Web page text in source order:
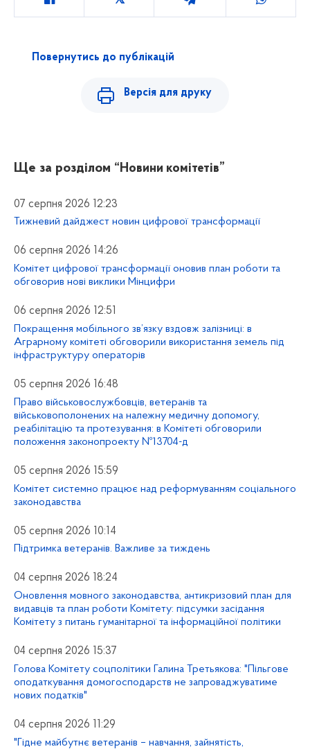
Повернутись до публікацій
Версія для друку
Ще за розділом “Новини комітетів”
07 серпня 2026 12:23
Тижневий дайджест новин цифрової трансформації
06 серпня 2026 14:26
Комітет цифрової трансформації оновив план роботи та
обговорив нові виклики Мінцифри
06 серпня 2026 12:51
Покращення мобільного зв’язку вздовж залізниці: в
Аграрному комітеті обговорили використання земель під
інфраструктуру операторів
05 серпня 2026 16:48
Право військовослужбовців, ветеранів та
військовополонених на належну медичну допомогу,
реабілітацію та протезування: в Комітеті обговорили
положення законопроекту №13704-д
05 серпня 2026 15:59
Комітет системно працює над реформуванням соціального
законодавства
05 серпня 2026 10:14
Підтримка ветеранів. Важливе за тиждень
04 серпня 2026 18:24
Оновлення мовного законодавства, антикризовий план для
видавців та план роботи Комітету: підсумки засідання
Комітету з питань гуманітарної та інформаційної політики
04 серпня 2026 15:37
Голова Комітету соцполітики Галина Третьякова: "Пільгове
оподаткування домогосподарств не запроваджуватиме
нових податків"
04 серпня 2026 11:29
"Гідне майбутнє ветеранів – навчання, зайнятість,